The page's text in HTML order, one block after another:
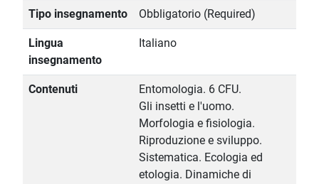
Tipo insegnamento Obbligatorio (Required)
Lingua
insegnamento
Italiano
Contenuti
Entomologia. 6 CFU.
Gli insetti e l'uomo.
Morfologia e fisiologia.
Riproduzione e sviluppo.
Sistematica. Ecologia ed
etologia. Dinamiche di